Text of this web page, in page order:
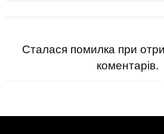
Сталася помилка при
коментарів.